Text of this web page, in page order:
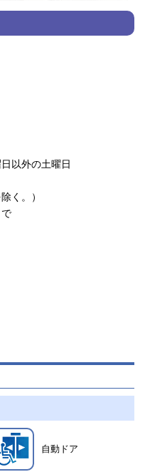
以外の土曜日
く。）
自動ドア